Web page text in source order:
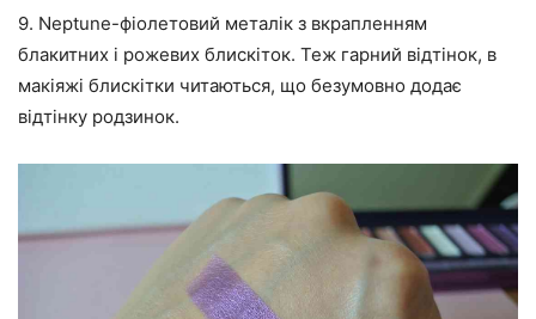
9. Neptune-фіолетовий металік з вкрапленням
блакитних і рожевих блискіток. Теж гарний відтінок, в
макіяжі блискітки читаються, що безумовно додає
відтінку родзинок.